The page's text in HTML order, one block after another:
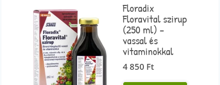
Floradix
Floravital szirup
(250 ml) –
vassal és
vitaminokkal
4 850 Ft